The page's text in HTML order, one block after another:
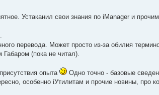
Устаканил свои знания по iManager и
перевода. Может просто из-за обилия
(пока не читал).
опыта
Одно точно - базовые
особенно iУтилитам и прочие новины, про